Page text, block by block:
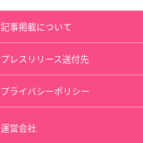
記事掲載について
プレスリリース送付先
プライバシーポリシー
運営会社